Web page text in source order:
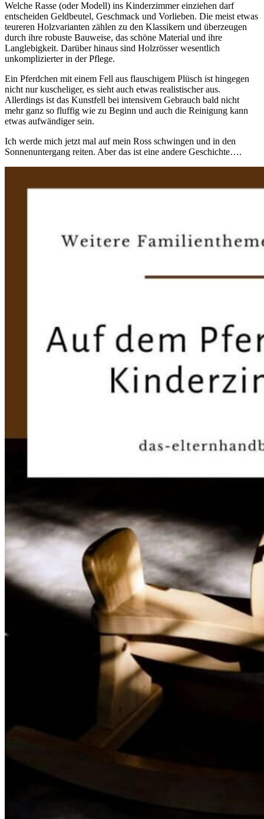
Welche Rasse (oder Modell) ins Kinderzimmer einziehen darf
entscheiden Geldbeutel, Geschmack und Vorlieben. Die meist etwas
teureren Holzvarianten zählen zu den Klassikern und überzeugen
durch ihre robuste Bauweise, das schöne Material und ihre
Langlebigkeit. Darüber hinaus sind Holzrösser wesentlich
unkomplizierter in der Pflege.
Ein Pferdchen mit einem Fell aus flauschigem Plüsch ist hingegen
nicht nur kuscheliger, es sieht auch etwas realistischer aus.
Allerdings ist das Kunstfell bei intensivem Gebrauch bald nicht
mehr ganz so fluffig wie zu Beginn und auch die Reinigung kann
etwas aufwändiger sein.
Ich werde mich jetzt mal auf mein Ross schwingen und in den
Sonnenuntergang reiten. Aber das ist eine andere Geschichte….